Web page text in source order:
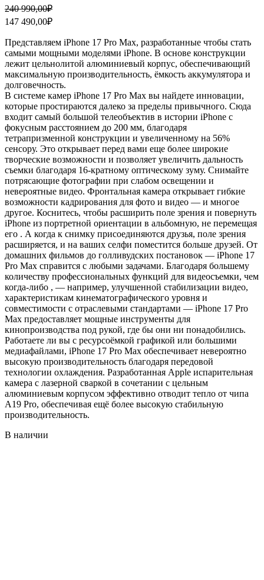
240 990,00₽
Первоначальная
цена
составляла
240
990,00₽.
147 490,00₽
Текущая
цена:
147
490,00₽.
Представляем iPhone 17 Pro Max, разработанные чтобы стать
самыми мощными моделями iPhone. В основе конструкции
лежит цельнолитой алюминиевый корпус, обеспечивающий
максимальную производительность, ёмкость аккумулятора и
долговечность.
В системе камер iPhone 17 Pro Max вы найдете инновации,
которые простираются далеко за пределы привычного. Сюда
входит самый большой телеобъектив в истории iPhone с
фокусным расстоянием до 200 мм, благодаря
тетрапризменной конструкции и увеличенному на 56%
сенсору. Это открывает перед вами еще более широкие
творческие возможности и позволяет увеличить дальность
съемки благодаря 16-кратному оптическому зуму. Снимайте
потрясающие фотографии при слабом освещении и
невероятные видео. Фронтальная камера открывает гибкие
возможности кадрирования для фото и видео — и многое
другое. Коснитесь, чтобы расширить поле зрения и повернуть
iPhone из портретной ориентации в альбомную, не перемещая
его . А когда к снимку присоединяются друзья, поле зрения
расширяется, и на ваших селфи поместится больше друзей. От
домашних фильмов до голливудских постановок — iPhone 17
Pro Max справится с любыми задачами. Благодаря большему
количеству профессиональных функций для видеосъемки, чем
когда-либо , — например, улучшенной стабилизации видео,
характеристикам кинематографического уровня и
совместимости с отраслевыми стандартами — iPhone 17 Pro
Max предоставляет мощные инструменты для
кинопроизводства под рукой, где бы они ни понадобились.
Работаете ли вы с ресурсоёмкой графикой или большими
медиафайлами, iPhone 17 Pro Max обеспечивает невероятно
высокую производительность благодаря передовой
технологии охлаждения. Разработанная Apple испарительная
камера с лазерной сваркой в ​​сочетании с цельным
алюминиевым корпусом эффективно отводит тепло от чипа
A19 Pro, обеспечивая ещё более высокую стабильную
производительность.
В наличии